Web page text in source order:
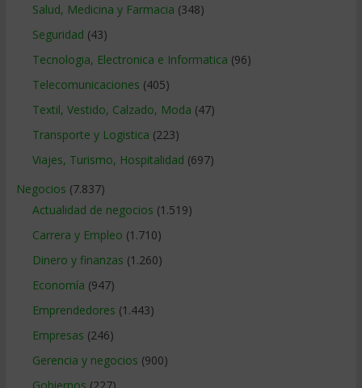
Salud, Medicina y Farmacia (348)
Seguridad (43)
Tecnologia, Electronica e Informatica (96)
Telecomunicaciones (405)
Textil, Vestido, Calzado, Moda (47)
Transporte y Logistica (223)
Viajes, Turismo, Hospitalidad (697)
Negocios (7.837)
Actualidad de negocios (1.519)
Carrera y Empleo (1.710)
Dinero y finanzas (1.260)
Economía (947)
Emprendedores (1.443)
Empresas (246)
Gerencia y negocios (900)